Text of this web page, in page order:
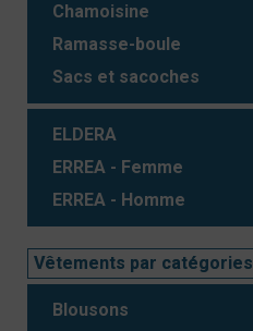
Chamoisine
Ramasse-boule
Sacs et sacoches
ELDERA
ERREA - Femme
ERREA - Homme
Vêtements par catégories
Blousons